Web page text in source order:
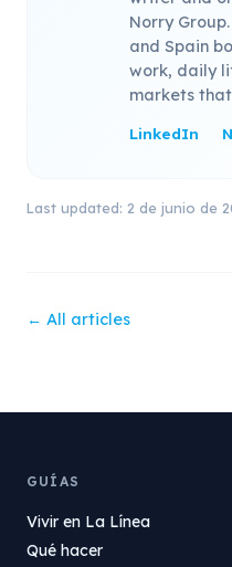
Norry
and Spain
work, daily
markets
LinkedIn
Last updated: 2 de junio de
← All articles
GUÍAS
Vivir en La Línea
Qué hacer